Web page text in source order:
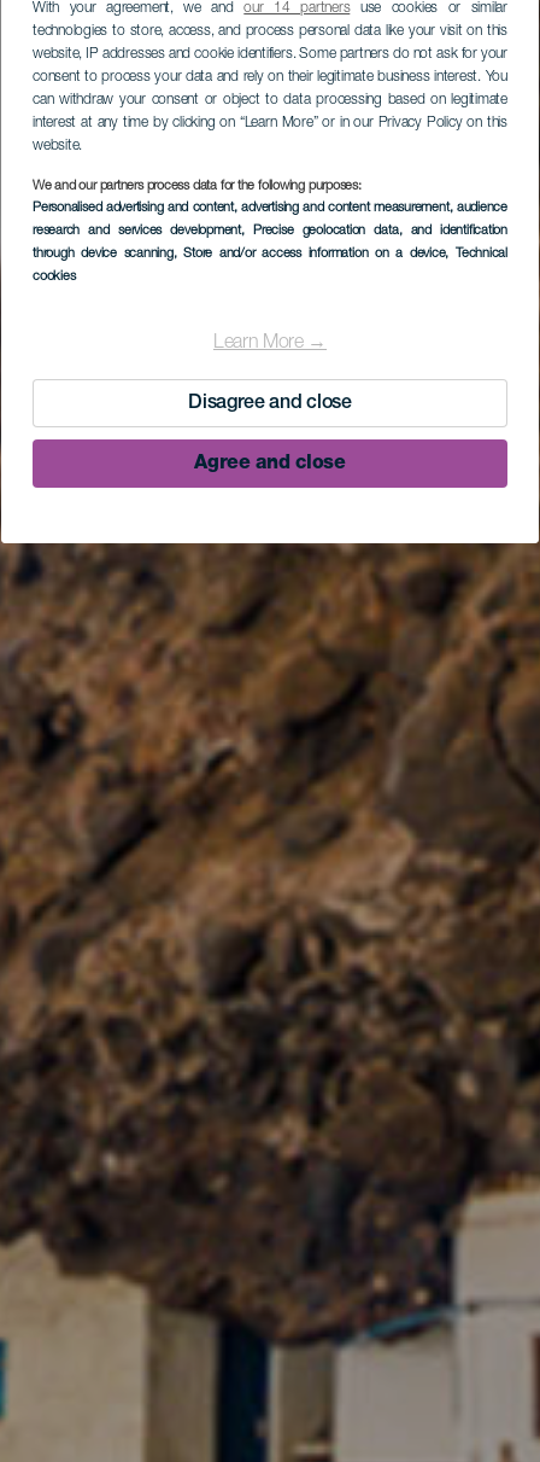
With your agreement, we andour 14 partnersuse cookies or similar
technologies to store, access, and process personal data like your visit on this
website, IP addresses and cookie identifiers. Some partners do not ask for your
consent to process your data and rely on their legitimate business interest. You
can withdraw your consent or object to data processing based on legitimate
interest at any time by clicking on “Learn More” or in our Privacy Policy on this
website.
We and our partners process data for the following purposes:
Personalised advertising and content, advertising and content measurement, audience
research and services development, Precise geolocation data, and identification
through device scanning, Store and/or access information on a device, Technical
cookies
Learn More →
Disagree and close
Agree and close